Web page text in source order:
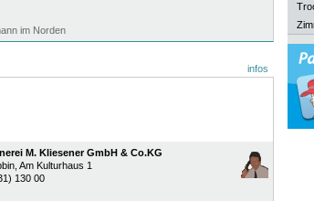
im Norden
infos
M. Kliesener GmbH & Co.KG
, Am Kulturhaus 1
130 00